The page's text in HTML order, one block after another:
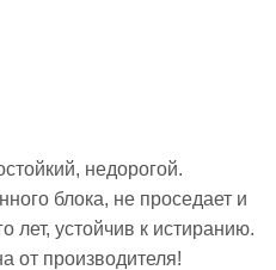
недорогой.
блока, не проседает и
лет, устойчив к истиранию.
от производителя!